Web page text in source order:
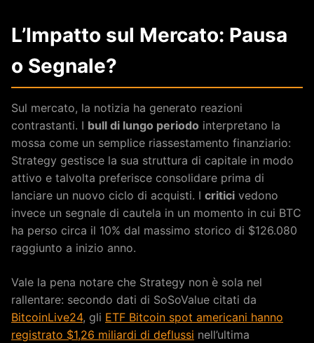
L’Impatto sul Mercato: Pausa
o Segnale?
Sul mercato, la notizia ha generato reazioni
contrastanti. I bull di lungo periodo interpretano la
mossa come un semplice riassestamento finanziario:
Strategy gestisce la sua struttura di capitale in modo
attivo e talvolta preferisce consolidare prima di
lanciare un nuovo ciclo di acquisti. I critici vedono
invece un segnale di cautela in un momento in cui BTC
ha perso circa il 10% dal massimo storico di $126.080
raggiunto a inizio anno.
Vale la pena notare che Strategy non è sola nel
rallentare: secondo dati di SoSoValue citati da
BitcoinLive24, gli ETF Bitcoin spot americani hanno
registrato $1,26 miliardi di deflussi nell’ultima